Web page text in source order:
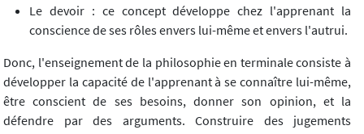
Le devoir : ce concept développe chez l'apprenant la
conscience de ses rôles envers lui-même et envers l'autrui.
Donc, l'enseignement de la philosophie en terminale consiste à
développer la capacité de l'apprenant à se connaître lui-même,
être conscient de ses besoins, donner son opinion, et la
défendre par des arguments. Construire des jugements